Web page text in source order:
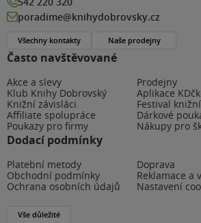
Často navštěvované
Akce a slevy
Prodejny
Klub Knihy Dobrovský
Aplikace
Knižní závisláci
Festival
Affiliate spolupráce
Dárkové
Poukazy pro firmy
Nákupy pro
Dodací podmínky
Platební metody
Doprava
Obchodní podmínky
Reklamace a
Ochrana osobních údajů
Nastavení
Vše důležité
poradime@knihydobrovsky.cz
Všechny kontakty Naše prodejny